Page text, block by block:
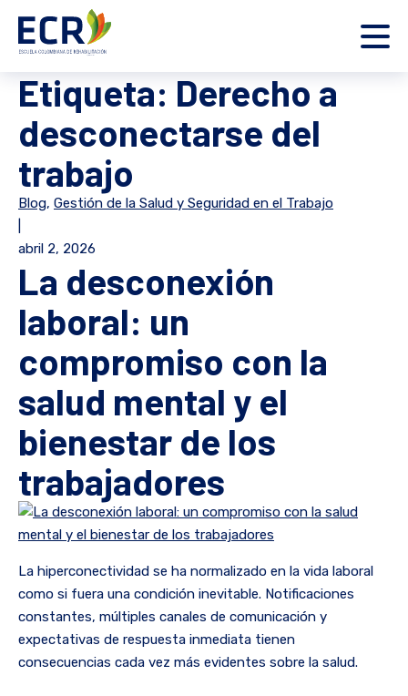
Etiqueta: Derecho a
desconectarse del
trabajo
Blog, Gestión de la Salud y Seguridad en el Trabajo
abril 2, 2026
La desconexión
laboral: un
compromiso con la
salud mental y el
bienestar de los
trabajadores
La hiperconectividad se ha normalizado en la vida laboral
como si fuera una condición inevitable. Notificaciones
constantes, múltiples canales de comunicación y
expectativas de respuesta inmediata tienen
consecuencias cada vez más evidentes sobre la salud.